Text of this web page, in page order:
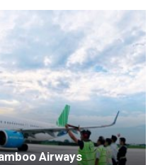
Airways